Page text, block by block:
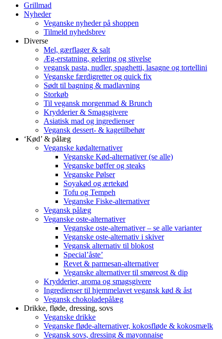
Grillmad
Nyheder
Veganske nyheder på shoppen
Tilmeld nyhedsbrev
Diverse
Mel, gærflager & salt
Æg-erstatning, gelering og stivelse
vegansk pasta, nudler, spaghetti, lasagne og tortellini
Veganske færdigretter og quick fix
Sødt til bagning & madlavning
Storkøb
Til vegansk morgenmad & Brunch
Krydderier & Smagsgivere
Asiatisk mad og ingredienser
Vegansk dessert- & kagetilbehør
‘Kød’ & pålæg
Veganske kødalternativer
Veganske Kød-alternativer (se alle)
Veganske bøffer og steaks
Veganske Pølser
Soyakød og ærtekød
Tofu og Tempeh
Veganske Fiske-alternativer
Vegansk pålæg
Veganske oste-alternativer
Veganske oste-alternativer – se alle varianter
Veganske oste-alternativ i skiver
Vegansk alternativ til blokost
Special’åste’
Revet & parmesan-alternativer
Veganske alternativer til smøreost & dip
Krydderier, aroma og smagsgivere
Ingredienser til hjemmelavet vegansk kød & åst
Vegansk chokoladepålæg
Drikke, fløde, dressing, sovs
Veganske drikke
Veganske fløde-alternativer, kokosfløde & kokosmælk
Vegansk sovs, dressing & mayonnaise